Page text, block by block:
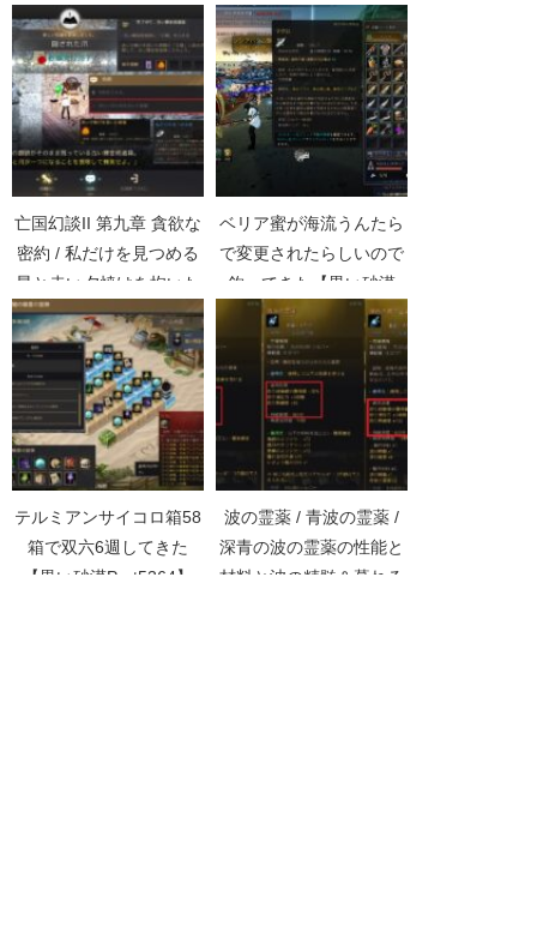
入【黒い砂漠Part3631】
Part4871】
亡国幻談II 第九章 貪欲な
密約 / 私だけを見つめる
星と赤い夕焼けを抱いた
朝陽【黒い砂漠
Part3206】
ベリア蜜が海流うんたら
で変更されたらしいので
釣ってきた【黒い砂漠
Part1537】
テルミアンサイコロ箱58
箱で双六6週してきた
【黒い砂漠Part5364】
波の霊薬 / 青波の霊薬 /
深青の波の霊薬の性能と
材料と波の精髄＆暮れる